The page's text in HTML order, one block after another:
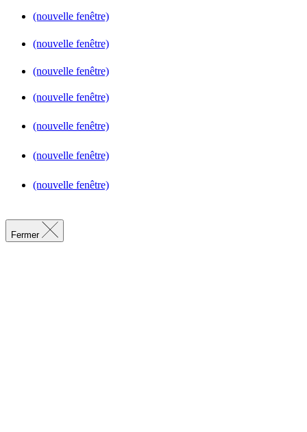
(nouvelle fenêtre)
(nouvelle fenêtre)
(nouvelle fenêtre)
(nouvelle fenêtre)
(nouvelle fenêtre)
(nouvelle fenêtre)
(nouvelle fenêtre)
Fermer